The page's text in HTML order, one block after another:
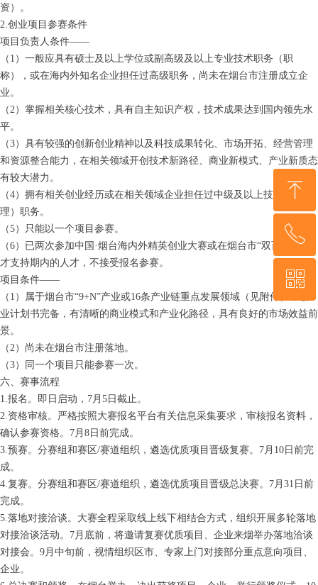
资）。
2.创业项目参赛条件
项目负责人条件——
（1）一般应具有硕士及以上学位或副高级及以上专业技术职务（职
称），或在海内外知名企业担任过高级职务，尚未在烟台市注册成立企
业。
（2）掌握相关核心技术，具有自主知识产权，技术成果达到国内领先水
平。
（3）具有较强的创新创业精神以及科技成果转化、市场开拓、经营管理
和资源整合能力，在相关领域开创技术新路径、商业新模式、产业新质态
有较大潜力。
（4）拥有相关创业经历或在相关领域企业担任过中级及以上技术（管
理）职务。
（5）只能以一个项目参赛。
（6）已两次参加中国·烟台海内外精英创业大赛或在烟台市“双百计划”人
才支持期内的人才，不接受报名参赛。
项目条件——
（1）属于烟台市“9+N”产业或16条产业链重点发展领域（见附件），创
业计划书完备，有清晰的商业模式和产业化路径，具有良好的市场效益前
景。
（2）尚未在烟台市注册落地。
（3）同一个项目只能参赛一次。
六、赛事流程
1.报名。即日启动，7月5日截止。
2.资格审核。严格按照大赛报名平台有关信息采集要求，审核报名资料，
确认参赛资格。7月8日前完成。
3.预赛。分赛组和赛区/赛道组织，遴选优质项目晋级复赛。7月10日前完
成。
4.复赛。分赛组和赛区/赛道组织，遴选优质项目晋级总决赛。7月31日前
完成。
5.落地对接洽谈。大赛全程采取线上线下相结合方式，组织开展多轮落地
对接洽谈活动。7月底前，将邀请复赛优质项目、企业来烟举办落地洽谈
对接会。9月中旬前，视情组织区市、专家上门对接部分重点意向项目、
企业。
ꁸ
回到顶部
ꂅ
18953529205
ꀥ
微信二维码